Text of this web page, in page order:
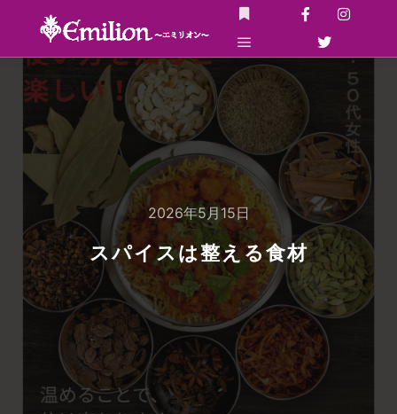
詳細
メインメニュー
2026年5月15日
スパイスは整える食材